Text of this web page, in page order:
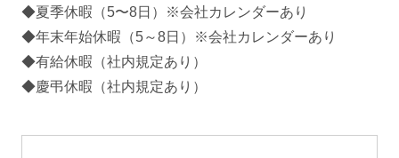
◆夏季休暇（5〜8日）※会社カレンダーあり
◆年末年始休暇（5～8日）※会社カレンダーあり
◆有給休暇（社内規定あり）
◆慶弔休暇（社内規定あり）